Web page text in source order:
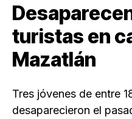
turistas en
Mazatlán
Tres jóvenes de entre
desaparecieron el